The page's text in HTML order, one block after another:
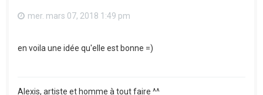
mer. mars 07, 2018 1:49 pm
en voila une idée qu'elle est bonne =)
Alexis, artiste et homme à tout faire ^^